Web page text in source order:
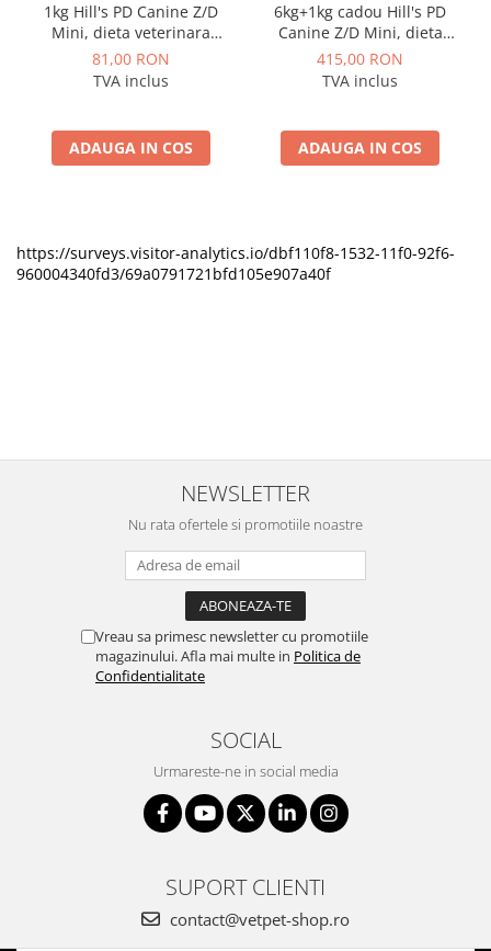
1kg Hill's PD Canine Z/D
Mini, dieta veterinara
pentru caini cu probleme
dermatologice
81,00 RON
TVA inclus
ADAUGA IN COS
6kg+1kg cadou Hill's PD
Canine Z/D Mini, dieta
veterinara pentru caini cu
probleme dermatologice
415,00 RON
TVA inclus
ADAUGA IN COS
https://surveys.visitor-analytics.io/dbf110f8-1532-11f0-92f6-
960004340fd3/69a0791721bfd105e907a40f
NEWSLETTER
Nu rata ofertele si promotiile noastre
Vreau sa primesc newsletter cu promotiile
magazinului. Afla mai multe in Politica de
Confidentialitate
SOCIAL
Urmareste-ne in social media
SUPORT CLIENTI
contact@vetpet-shop.ro